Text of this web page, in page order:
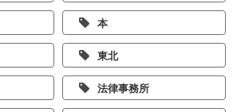
本
東北
法律事務所